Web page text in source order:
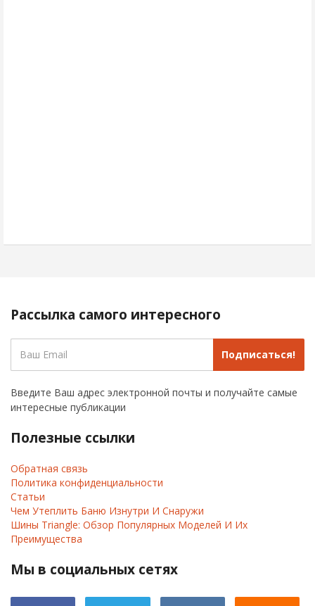
Рассылка самого интересного
Подписаться!
Введите Ваш адрес электронной почты и получайте самые
интересные публикации
Полезные ссылки
Обратная связь
Политика конфиденциальности
Статьи
Чем Утеплить Баню Изнутри И Снаружи
Шины Triangle: Обзор Популярных Моделей И Их
Преимущества
Мы в социальных сетях